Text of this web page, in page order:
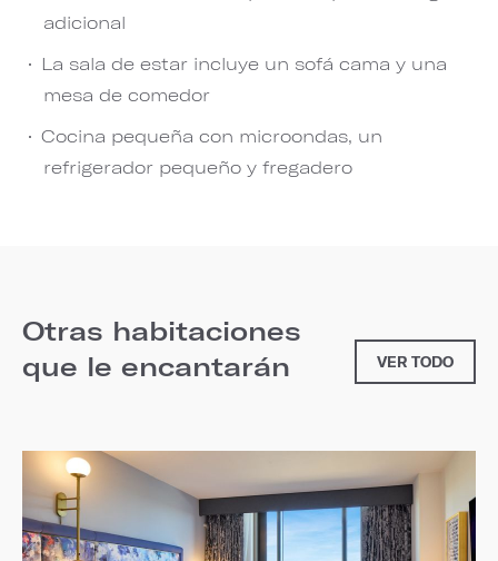
adicional
La sala de estar incluye un sofá cama y una
mesa de comedor
Cocina pequeña con microondas, un
refrigerador pequeño y fregadero
Otras habitaciones
que le encantarán
VER TODO